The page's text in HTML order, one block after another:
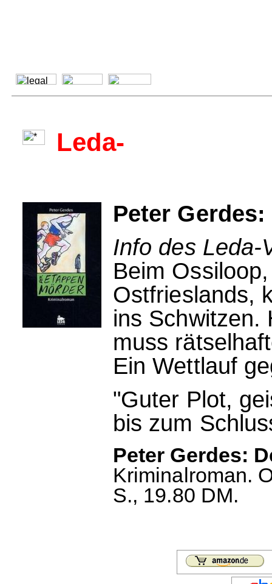
Leda-
Peter
Info des Leda-
Beim
Ostfrieslands,
ins Schwitzen.
muss
Ein Wettlauf
"Guter Plot,
bis zum
Peter Gerdes:
Kriminalroman.
S., 19.80 DM.